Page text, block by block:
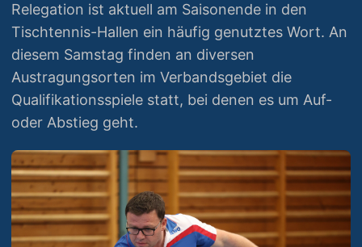
Relegation ist aktuell am Saisonende in den
Tischtennis-Hallen ein häufig genutztes Wort. An
diesem Samstag finden an diversen
Austragungsorten im Verbandsgebiet die
Qualifikationsspiele statt, bei denen es um Auf-
oder Abstieg geht.